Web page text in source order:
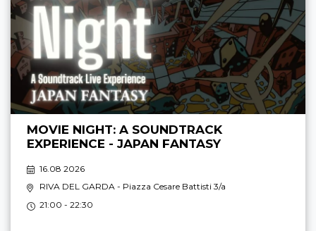
MOVIE NIGHT: A SOUNDTRACK
EXPERIENCE - JAPAN FANTASY
16.08 2026
RIVA DEL GARDA - Piazza Cesare Battisti 3/a
21:00 - 22:30